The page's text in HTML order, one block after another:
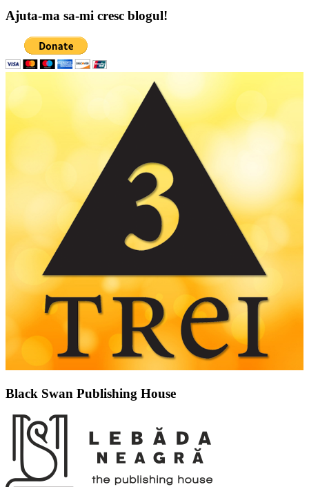
Ajuta-ma sa-mi cresc blogul!
Black Swan Publishing House